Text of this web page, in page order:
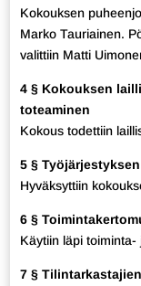
Kokouksen
Marko Tauriainen.
valittiin Matti
4 § Kokouksen
toteaminen
Kokous todettiin
5 §
Hyväksyttiin
6 §
Käytiin läpi
7 §